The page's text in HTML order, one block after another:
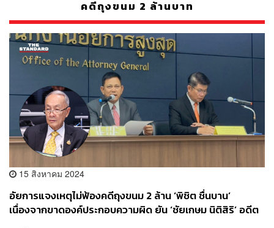
คดีถุงขนม 2 ล้านบาท
15 สิงหาคม 2024
อัยการแจงเหตุไม่ฟ้องคดีถุงขนม 2 ล้าน ‘พิชิต ชื่นบาน’
เนื่องจากขาดองค์ประกอบความผิด ยัน ‘ชัยเกษม นิติสิริ’ อดีต